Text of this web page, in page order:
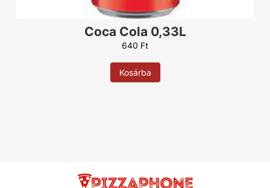
Coca Cola 0,33L
640 Ft
Kosárba